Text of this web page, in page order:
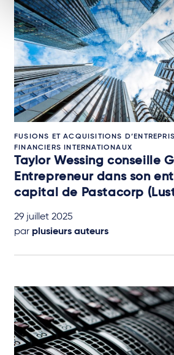
FUSIONS ET ACQUISITIONS
FINANCIERS INTERNATIONAUX
Taylor Wessing conseille
Entrepreneur dans son
capital de Pastacorp
29 juillet 2025
par plusieurs auteurs